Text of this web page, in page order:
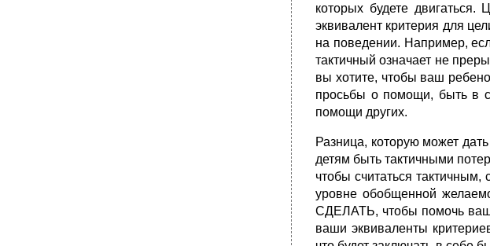
которых будете
эквивалент критерия для
на поведении. Например,
тактичный означает не
вы хотите, чтобы ваш
просьбы о помощи, быть в
помощи других.
Разница, которую может
детям быть тактичными
чтобы считаться
уровне обобщенной
СДЕЛАТЬ, чтобы помочь
ваши эквиваленты